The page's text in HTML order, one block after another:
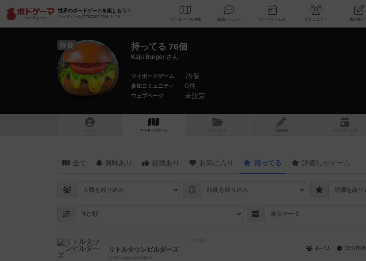
世界のボードゲームを楽しもう！
ボードゲーム専門の総合情報サイト
データベース 検索 新着レビュー ボードゲーム会 コミュニティ
隊長 持ってる 76個
Kaju Burger さん
マイボードゲーム 79個
参加コミュニティ 0件
ウェブページ 未設定
トップ マイボードゲーム マイリスト 投稿履歴 ボ ドゲ ーム
全て 興味あり 経験あり お気に入り 持ってる 評価したゲーム
リトルタウンビルダーズ
Little Town Builders
2～4人 30分前後